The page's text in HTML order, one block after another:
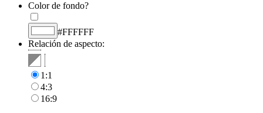
Color de fondo?
#FFFFFF
Relación de aspecto:
1:1
4:3
16:9